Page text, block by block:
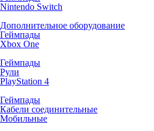
Nintendo Switch
Дополнительное оборудование
Геймпады
Xbox One
Геймпады
Рули
PlayStation 4
Геймпады
Кабели соединительные
Мобильные